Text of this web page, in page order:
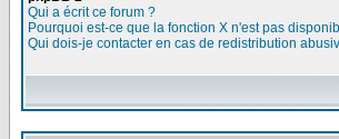
Qui a écrit ce forum ?
Pourquoi est-ce que la fonction X n'est pas
Qui dois-je contacter en cas de redistribution